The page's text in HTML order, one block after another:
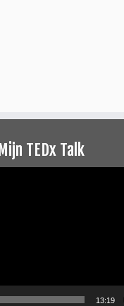
Mijn TEDx Talk
13:19